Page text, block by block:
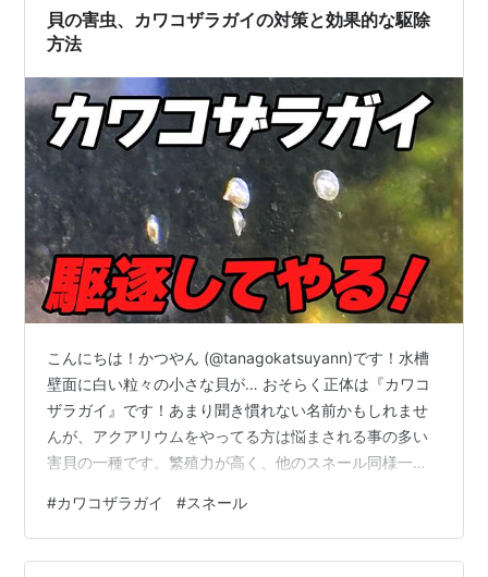
スネール対策に最適 …
貝の害虫、カワコザラガイの対策と効果的な駆除
方法
こんにちは！かつやん (@tanagokatsuyann)です！水槽
壁面に白い粒々の小さな貝が… おそらく正体は『カワコ
ザラガイ』です！あまり聞き慣れない名前かもしれませ
んが、アクアリウムをやってる方は悩まされる事の多い
害貝の一種です。繁殖力が高く、他のスネール同様一度
別水草に食害があったり、生体に影響を及ぼす事はあり
ませんが、カワコザラガイが繁殖した水槽は美しいとは
言えません。 この記事では『カワコザラガイ』の駆除方
#カワコザラガイ #スネール